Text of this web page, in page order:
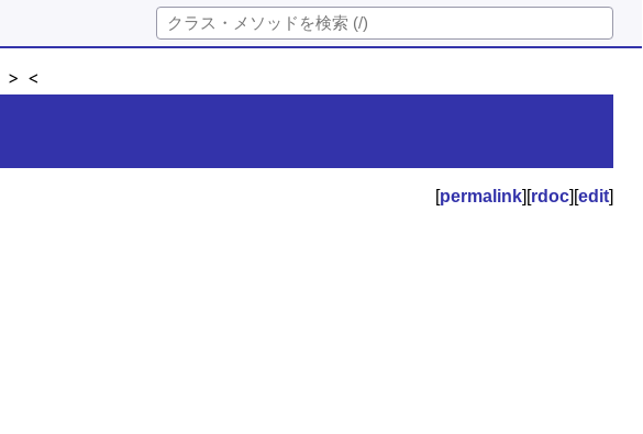
<
[permalink][rdoc][edit]